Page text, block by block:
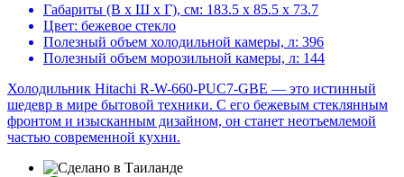
Габариты (В х Ш х Г), см: 183.5 х 85.5 х 73.7
Цвет: бежевое стекло
Полезный объем холодильной камеры, л: 396
Полезный объем морозильной камеры, л: 144
Холодильник Hitachi R-W-660-PUC7-GBE — это истинный
шедевр в мире бытовой техники. С его бежевым стеклянным
фронтом и изысканным дизайном, он станет неотъемлемой
частью современной кухни.